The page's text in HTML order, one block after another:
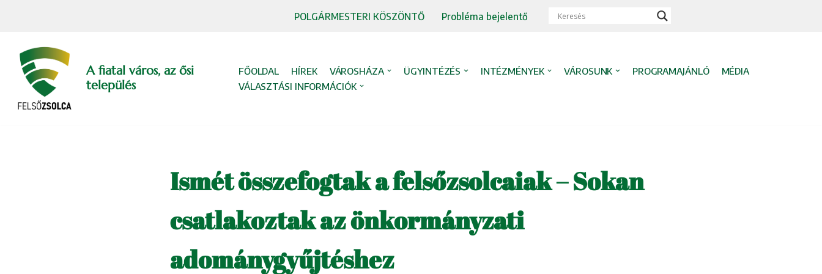
content
POLGÁRMESTERI KÖSZÖNTŐ Probléma bejelentő
A fiatal város, az ősi
település
FŐOLDAL HÍREK VÁROSHÁZA ÜGYINTÉZÉS INTÉZMÉNYEK VÁROSUNK PROGRAMAJÁNLÓ
MÉDIA
VÁLASZTÁSI INFORMÁCIÓK
Ismét összefogtak a felsőzsolcaiak – Sokan
csatlakoztak az önkormányzati
adománygyűjtéshez